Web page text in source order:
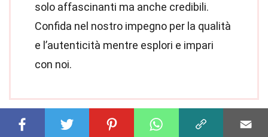
solo affascinanti ma anche credibili.
Confida nel nostro impegno per la qualità
e l’autenticità mentre esplori e impari
con noi.
Condividi questo Fatto: